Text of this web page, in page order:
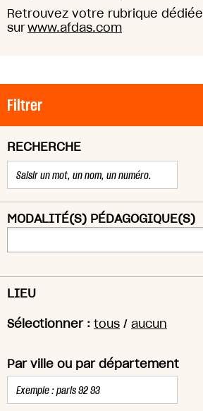
Retrouvez votre rubrique dédiée
surwww.afdas.com
Filtrer
RECHERCHE
MODALITÉ(S) PÉDAGOGIQUE(S)
LIEU
Sélectionner : tous / aucun
Par ville ou par département